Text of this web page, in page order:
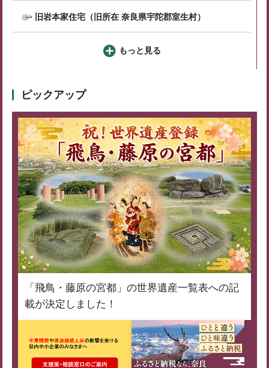
旧岩本家住宅（旧所在 奈良県宇陀郡室生村）
もっと見る
ピックアップ
「飛鳥・藤原の宮都」の世界遺産一覧表への記
載が決定しました！